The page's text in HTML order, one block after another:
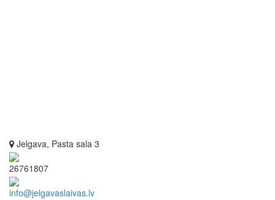
Jelgava, Pasta sala 3
26761807
info@jelgavaslaivas.lv